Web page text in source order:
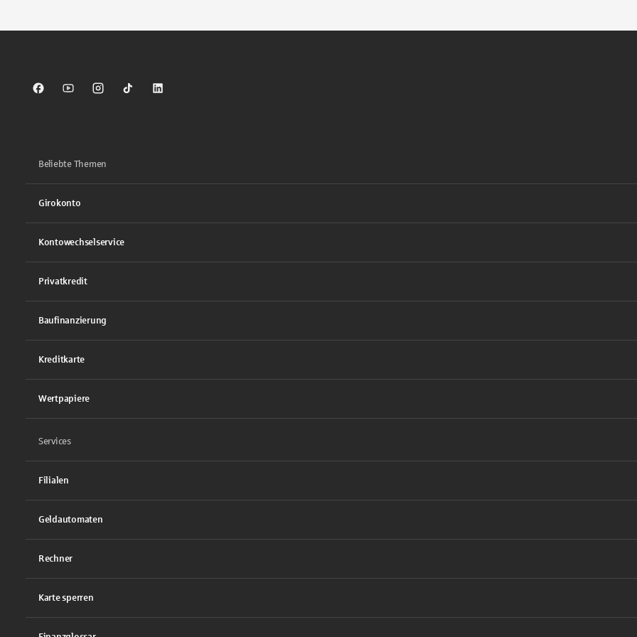
Sparkasse auf Facebook
Sparkasse auf Youtube
Sparkasse auf Instagram
Sparkasse auf TikTok
Sparkasse auf LinkedIn
Beliebte Themen
Girokonto
Kontowechselservice
Privatkredit
Baufinanzierung
Kreditkarte
Wertpapiere
Services
Filialen
Geldautomaten
Rechner
Karte sperren